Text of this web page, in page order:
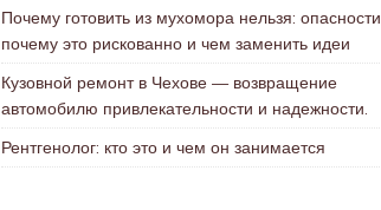
Почему готовить из мухомора нельзя: опасности,
почему это рискованно и чем заменить идеи
Кузовной ремонт в Чехове — возвращение
автомобилю привлекательности и надежности.
Рентгенолог: кто это и чем он занимается